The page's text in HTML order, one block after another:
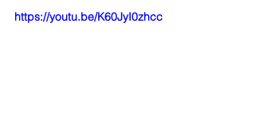
https://youtu.be/K60JyI0zhcc